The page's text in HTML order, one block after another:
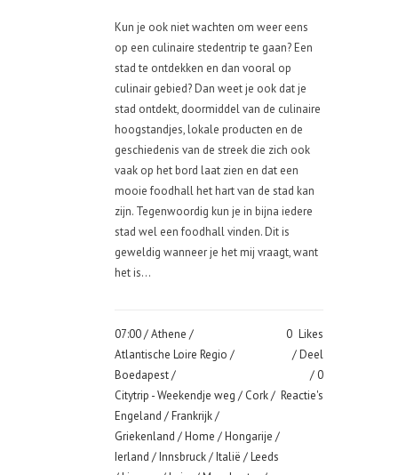
Kun je ook niet wachten om weer eens
op een culinaire stedentrip te gaan? Een
stad te ontdekken en dan vooral op
culinair gebied? Dan weet je ook dat je
stad ontdekt, doormiddel van de culinaire
hoogstandjes, lokale producten en de
geschiedenis van de streek die zich ook
vaak op het bord laat zien en dat een
mooie foodhall het hart van de stad kan
zijn. Tegenwoordig kun je in bijna iedere
stad wel een foodhall vinden. Dit is
geweldig wanneer je het mij vraagt, want
het is...
07:00 /Athene /
Atlantische Loire Regio /
Boedapest/
Citytrip - Weekendje weg / Cork/
Engeland /Frankrijk/
Griekenland /Home /Hongarije /
Ierland /Innsbruck/Italië /Leeds
0 Likes
Deel
0
Reactie's